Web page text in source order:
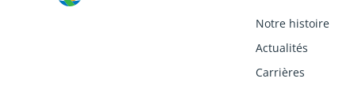
Notre histoire
Actualités
Carrières